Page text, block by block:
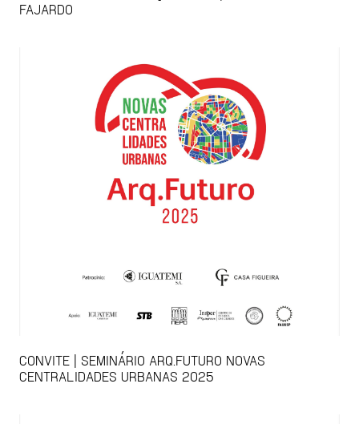
FAJARDO
CONVITE | SEMINÁRIO ARQ.FUTURO NOVAS
CENTRALIDADES URBANAS 2025